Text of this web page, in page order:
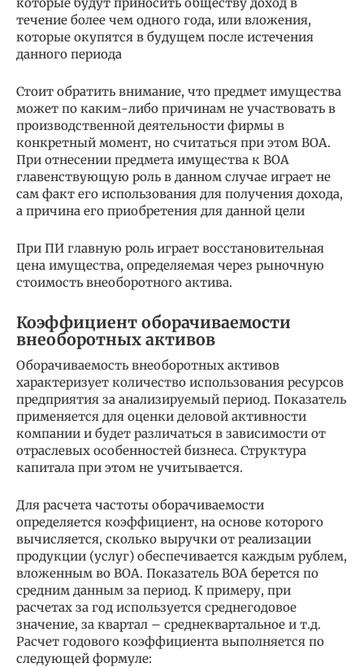
течение более чем одного года, или вложения,
которые окупятся в будущем после истечения
данного периода
Стоит обратить внимание, что предмет имущества
может по каким-либо причинам не участвовать в
производственной деятельности фирмы в
конкретный момент, но считаться при этом ВОА.
При отнесении предмета имущества к ВОА
главенствующую роль в данном случае играет не
сам факт его использования для получения дохода,
а причина его приобретения для данной цели
При ПИ главную роль играет восстановительная
цена имущества, определяемая через рыночную
стоимость внеоборотного актива.
Коэффициент оборачиваемости
внеоборотных активов
Оборачиваемость внеоборотных активов
характеризует количество использования ресурсов
предприятия за анализируемый период. Показатель
применяется для оценки деловой активности
компании и будет различаться в зависимости от
отраслевых особенностей бизнеса. Структура
капитала при этом не учитывается.
Для расчета частоты оборачиваемости
определяется коэффициент, на основе которого
вычисляется, сколько выручки от реализации
продукции (услуг) обеспечивается каждым рублем,
вложенным во ВОА. Показатель ВОА берется по
средним данным за период. К примеру, при
расчетах за год используется среднегодовое
значение, за квартал – среднеквартальное и т.д.
Расчет годового коэффициента выполняется по
следующей формуле: